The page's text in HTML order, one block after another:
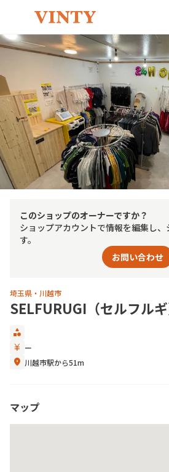
このショップのオーナーですか？
ショップアカウントで情報を編集し、
す。
お問い合わせ
埼玉県・川越市
SELFURUGI（セルフル
category
currency_yen ー
location_on 川越市駅から51m
マップ